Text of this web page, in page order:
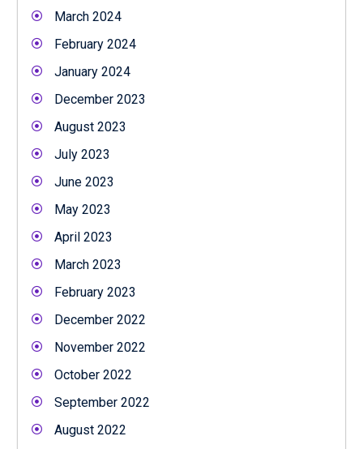
March 2024
February 2024
January 2024
December 2023
August 2023
July 2023
June 2023
May 2023
April 2023
March 2023
February 2023
December 2022
November 2022
October 2022
September 2022
August 2022